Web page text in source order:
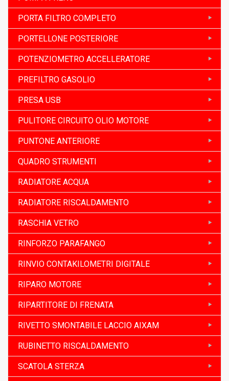
PORTA FILTRO COMPLETO
PORTELLONE POSTERIORE
POTENZIOMETRO ACCELLERATORE
PREFILTRO GASOLIO
PRESA USB
PULITORE CIRCUITO OLIO MOTORE
PUNTONE ANTERIORE
QUADRO STRUMENTI
RADIATORE ACQUA
RADIATORE RISCALDAMENTO
RASCHIA VETRO
RINFORZO PARAFANGO
RINVIO CONTAKILOMETRI DIGITALE
RIPARO MOTORE
RIPARTITORE DI FRENATA
RIVETTO SMONTABILE LACCIO AIXAM
RUBINETTO RISCALDAMENTO
SCATOLA STERZA